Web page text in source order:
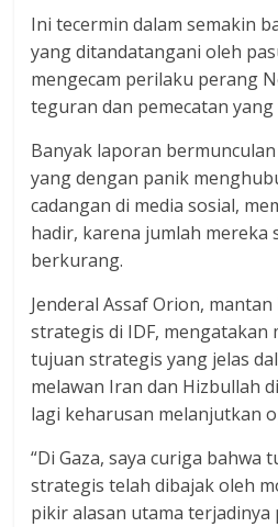
Ini tecermin dalam semakin
yang ditandatangani oleh
mengecam perilaku perang
teguran dan pemecatan
Banyak laporan
yang dengan panik
cadangan di media sosial,
hadir, karena jumlah mereka
berkurang.
Jenderal Assaf Orion,
strategis di IDF,
tujuan strategis yang jelas
melawan Iran dan Hizbullah
lagi keharusan melanjutkan
“Di Gaza, saya curiga bahwa
strategis telah dibajak oleh
pikir alasan utama terjadinya